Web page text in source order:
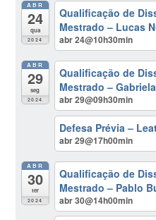
ABR
24
qua
2024
Qualificação de
Mestrado – Lucas
abr 24@10h30min
ABR
29
seg
2024
Qualificação de
Mestrado –
abr 29@09h30min
Defesa Prévia –
abr 29@17h00min
ABR
30
ter
2024
Qualificação de
Mestrado – Pablo
abr 30@14h00min